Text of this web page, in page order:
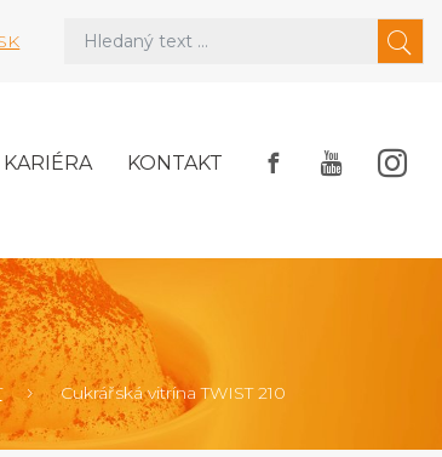
KARIÉRA KONTAKT
Cukrářská vitrína TWIST 210